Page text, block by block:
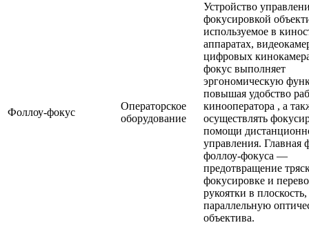
Фоллоу-фокус
Операторское
оборудование
Устройство
фокусировкой
используемое в
аппаратах,
цифровых
фокус выполняет
эргономическую
повышая удобство
кинооператора , а
осуществлять
помощи
управления. Главная
фоллоу-фокуса —
предотвращение
фокусировке и
рукоятки в плоскость,
параллельную
объектива.